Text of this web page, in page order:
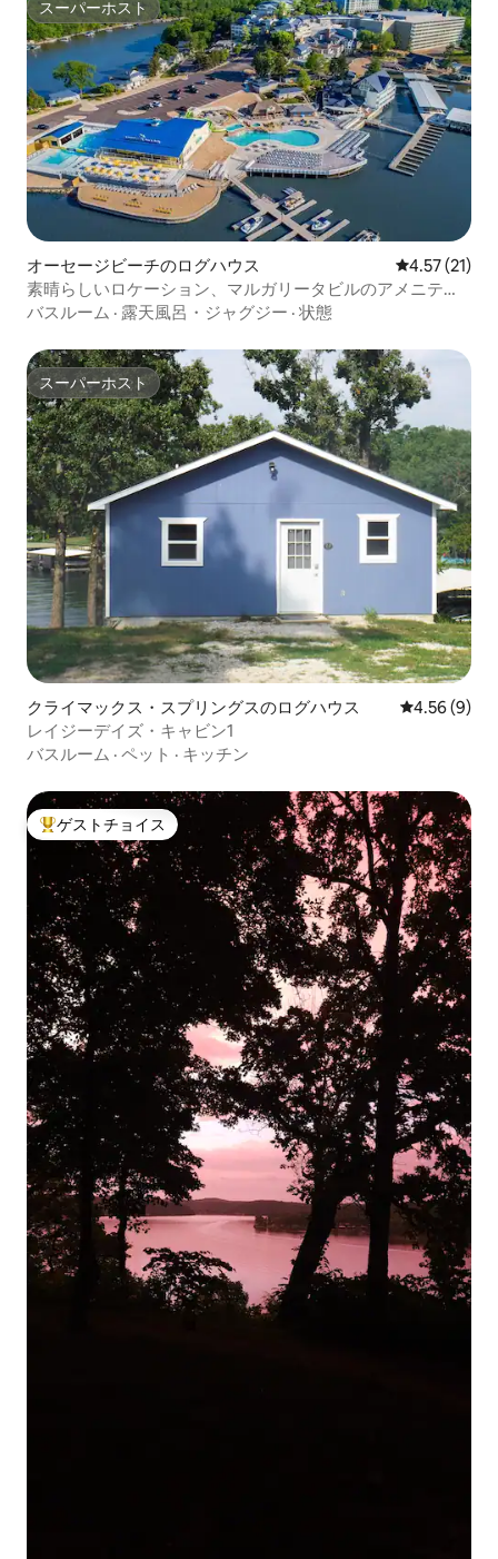
スーパーホスト
スーパーホスト
オーセージビーチのログハウス レビュー21
4.57 (21)
素晴らしいロケーション、マルガリータビルのアメニテ
ィ・設備、ジャグジー
バスルーム · 露天風呂・ジャグジー · 状態
スーパーホスト
スーパーホスト
クライマックス・スプリングスのログハウス レビュー9
4.56 (9)
レイジーデイズ・キャビン1
バスルーム · ペット · キッチン
大好評のゲストチョイスです。
ゲストチョイス